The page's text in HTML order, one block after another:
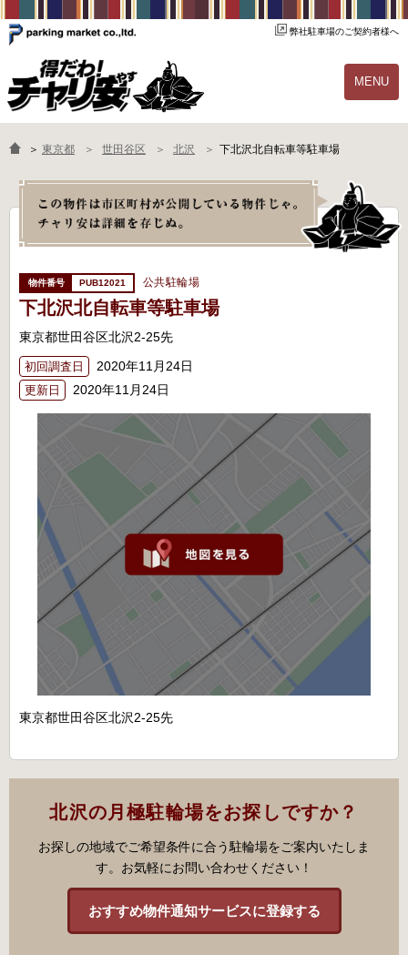
弊社駐車場のご契約者様へ
MENU
物件一覧 ご契約の流れ
よくあるご質問 駐輪場オーナー様へ
＞ 東京都 世田谷区 北沢 下北沢北自転車等駐車場
PUB12021 公共駐輪場
下北沢北自転車等駐車場
東京都世田谷区北沢2-25先
初回調査日 2020年11月24日
更新日 2020年11月24日
東京都世田谷区北沢2-25先
北沢の月極駐輪場をお探しですか？
お探しの地域でご希望条件に合う駐輪場をご案内いたしま
す。お気軽にお問い合わせください！
おすすめ物件通知サービスに登録する